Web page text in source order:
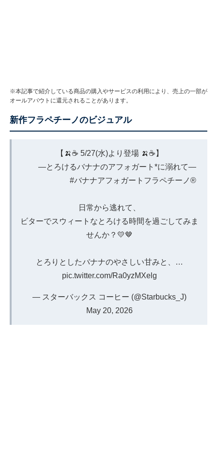
※本記事で紹介している商品の購入やサービスの利用により、売上の一部が
オールアバウトに還元されることがあります。
新作フラペチーノのビジュアル
【🍌☕ 5/27(水)より登場 🍌☕】
—とろけるバナナのアフォガート*に溺れて—
#バナナアフォガートフラペチーノ®
日常から逃れて、
ビターでスウィートなとろける時間を過ごしてみま
せんか？💛🤎
とろりとしたバナナのやさしい甘みと、…
pic.twitter.com/Ra0yzMXelg
— スターバックス コーヒー (@Starbucks_J)
May 20, 2026